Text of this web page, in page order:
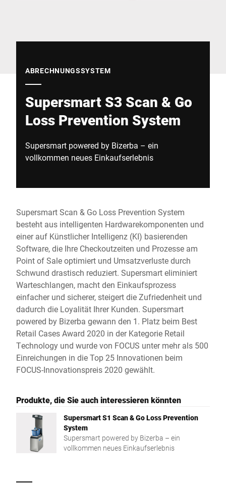
ABRECHNUNGSSYSTEM
Supersmart S3 Scan & Go
Loss Prevention System
Supersmart powered by Bizerba – ein
vollkommen neues Einkaufserlebnis
Supersmart Scan & Go Loss Prevention System
besteht aus intelligenten Hardwarekomponenten und
einer auf Künstlicher Intelligenz (KI) basierenden
Software, die Ihre Checkoutzeiten und Prozesse am
Point of Sale optimiert und Umsatzverluste durch
Schwund drastisch reduziert. Supersmart eliminiert
Warteschlangen, macht den Einkaufsprozess
einfacher und sicherer, steigert die Zufriedenheit und
dadurch die Loyalität Ihrer Kunden. Supersmart
powered by Bizerba gewann den 1. Platz beim Best
Retail Cases Award 2020 in der Kategorie Retail
Technology und wurde von FOCUS unter mehr als 500
Einreichungen in die Top 25 Innovationen beim
FOCUS-Innovationspreis 2020 gewählt.
Produkte, die Sie auch interessieren könnten
Supersmart S1 Scan & Go Loss Prevention
System
Supersmart powered by Bizerba – ein
vollkommen neues Einkaufserlebnis